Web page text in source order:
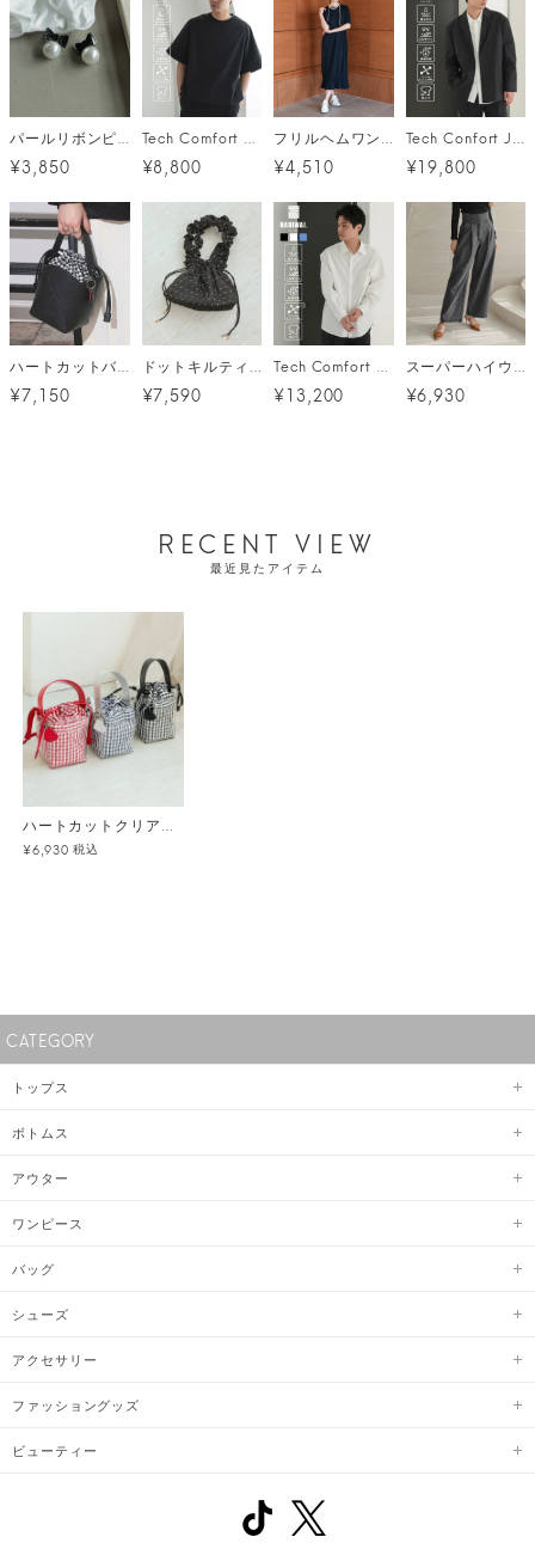
¥3,850 ¥8,800 ¥4,510 ¥19,800
ハートカットバッグ
¥7,150
ドットキルティングバッグ メール便
¥7,590
Tech Comfort shirt (テックコンフォートシャツ) / 3カラー
¥13,200
スーパーハイウエストタックデニム
¥6,930
RECENT VIEW
最近見たアイテム
ハートカットクリアバッグ
¥6,930 税込
CATEGORY
トップス
ボトムス
アウター
ワンピース
バッグ
シューズ
アクセサリー
ファッショングッズ
ビューティー